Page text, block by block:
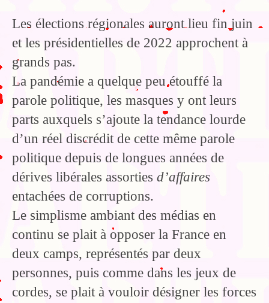
Les élections régionales auront lieu fin juin
et les présidentielles de 2022 approchent à
grands pas.
La pandémie a quelque peu étouffé la
parole politique, les masques y ont leurs
parts auxquels s’ajoute la tendance lourde
d’un réel discrédit de cette même parole
politique depuis de longues années de
dérives libérales assorties d’affaires
entachées de corruptions.
Le simplisme ambiant des médias en
continu se plait à opposer la France en
deux camps, représentés par deux
personnes, puis comme dans les jeux de
cordes, se plait à vouloir désigner les forces